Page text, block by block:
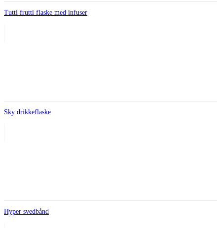
Tutti frutti flaske med infuser
Sky drikkeflaske
Hyper svedbånd